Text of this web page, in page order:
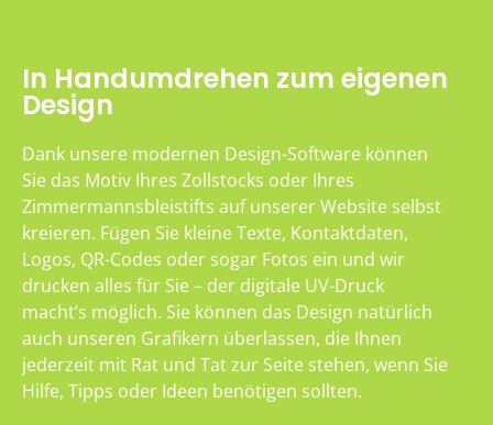
In Handumdrehen zum eigenen
Design
Dank unsere modernen Design-Software können
Sie das Motiv Ihres Zollstocks oder Ihres
Zimmermannsbleistifts auf unserer Website selbst
kreieren. Fügen Sie kleine Texte, Kontaktdaten,
Logos, QR-Codes oder sogar Fotos ein und wir
drucken alles für Sie – der digitale UV-Druck
macht’s möglich. Sie können das Design natürlich
auch unseren Grafikern überlassen, die Ihnen
jederzeit mit Rat und Tat zur Seite stehen, wenn Sie
Hilfe, Tipps oder Ideen benötigen sollten.